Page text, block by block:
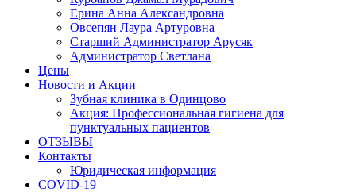
Ерина Анна Александровна
Овсепян Лаура Артуровна
Старший Администратор Арусяк
Администратор Светлана
Цены
Новости и Акции
Зубная клиника в Одинцово
Акция: Профессиональная гигиена для
пунктуальных пациентов
ОТЗЫВЫ
Контакты
Юридическая информация
COVID-19